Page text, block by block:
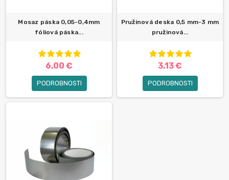
Mosaz páska 0,05-0,4mm
fóliová páska...
6,00 €
PODROBNOSTI
Pružinová deska 0,5 mm-3 mm
pružinová...
3,13 €
PODROBNOSTI